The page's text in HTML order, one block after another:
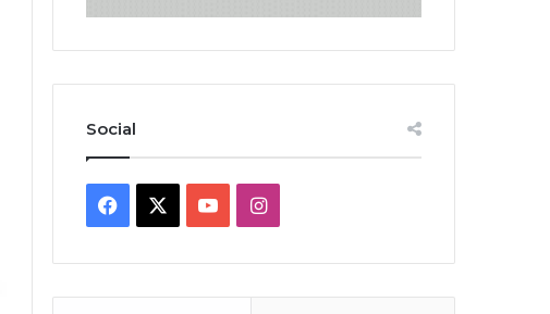
Social
Facebook YouTubeInstagram